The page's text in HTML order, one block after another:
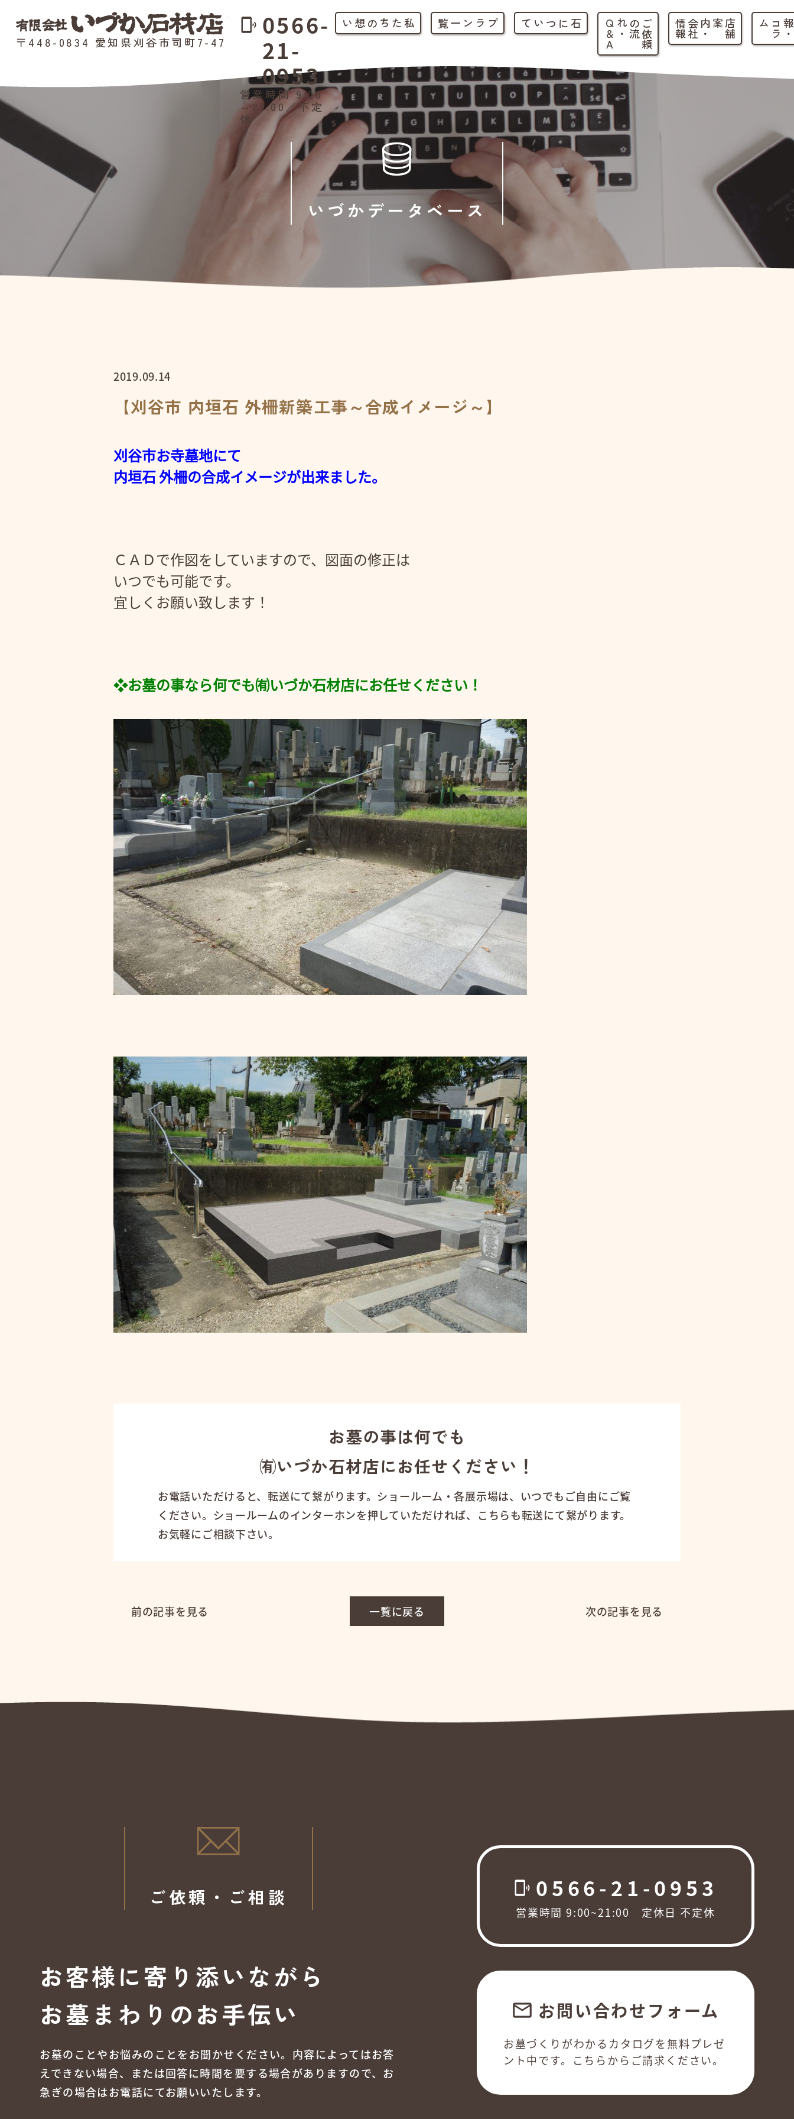
〒448-0834 愛知県刈谷市司町7-47
phonelink_ring 0566-
21-
0953
営業時間 9:00
～21:00／不定
休
私たちの想い プラン一覧 石について ご
依
頼
の
流
れ
・
Q
&
A 店
舗
案内
・
会
社
情
報
いづかデータベース
2019.09.14
【刈谷市 内垣石 外柵新築工事～合成イメージ～】
刈谷市お寺墓地にて
内垣石 外柵の合成イメージが出来ました。
ＣＡＤで作図をしていますので、図面の修正は
いつでも可能です。
宜しくお願い致します！
❖お墓の事なら何でも㈲いづか石材店にお任せください！
お墓の事は何でも
㈲いづか石材店にお任せください！
お電話いただけると、転送にて繋がります。ショールーム・各展示場は、いつでもご自由にご覧
ください。ショールームのインターホンを押していただければ、こちらも転送にて繋がります。
お気軽にご相談下さい。
前の記事を見る 一覧に戻る 次の記事を見る
ご依頼・ご相談
お客様に寄り添いながら
お墓まわりのお手伝い
お墓のことやお悩みのことをお聞かせください。内容によってはお答
えできない場合、または回答に時間を要する場合がありますので、お
急ぎの場合はお電話にてお願いいたします。
phonelink_ring 0566-21-0953
営業時間 9:00~21:00 定休日 不定休
email お問い合わせフォーム
お墓づくりがわかるカタログを無料プレゼ
ント中です。こちらからご請求ください。